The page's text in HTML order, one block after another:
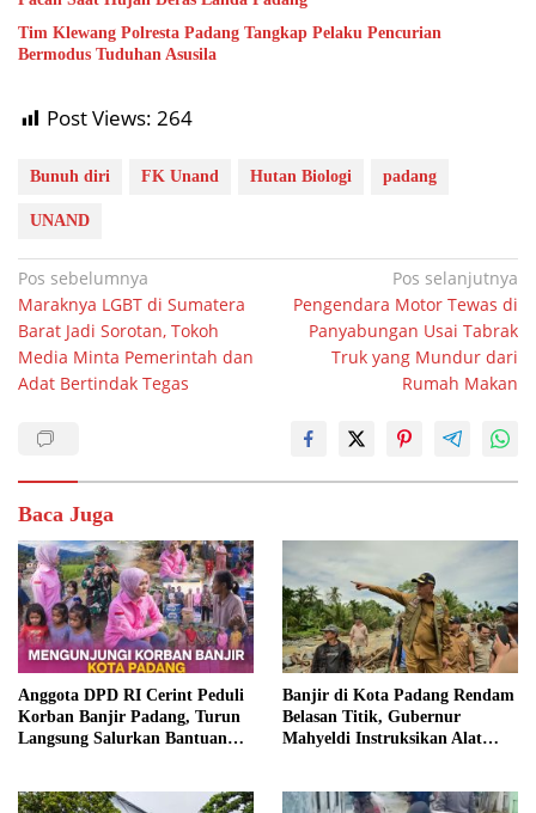
Tim Klewang Polresta Padang Tangkap Pelaku Pencurian
Bermodus Tuduhan Asusila
Post Views: 264
Bunuh diri FK Unand Hutan Biologi padang
UNAND
Navigasi
pos
Pos sebelumnya
Maraknya LGBT di Sumatera
Barat Jadi Sorotan, Tokoh
Media Minta Pemerintah dan
Adat Bertindak Tegas
Pos selanjutnya
Pengendara Motor Tewas di
Panyabungan Usai Tabrak
Truk yang Mundur dari
Rumah Makan
Baca Juga
Anggota DPD RI Cerint Peduli
Korban Banjir Padang, Turun
Langsung Salurkan Bantuan
Banjir di Kota Padang Rendam
Belasan Titik, Gubernur
Mahyeldi Instruksikan Alat